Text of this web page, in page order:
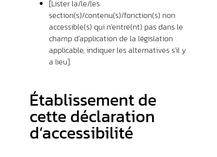
[Lister la/le/les
section(s)/contenu(s)/fonction(s) non
accessible(s) qui n’entre(nt) pas dans le
champ d’application de la législation
applicable, indiquer les alternatives s’il y
a lieu].
Établissement de
cette déclaration
d’accessibilité